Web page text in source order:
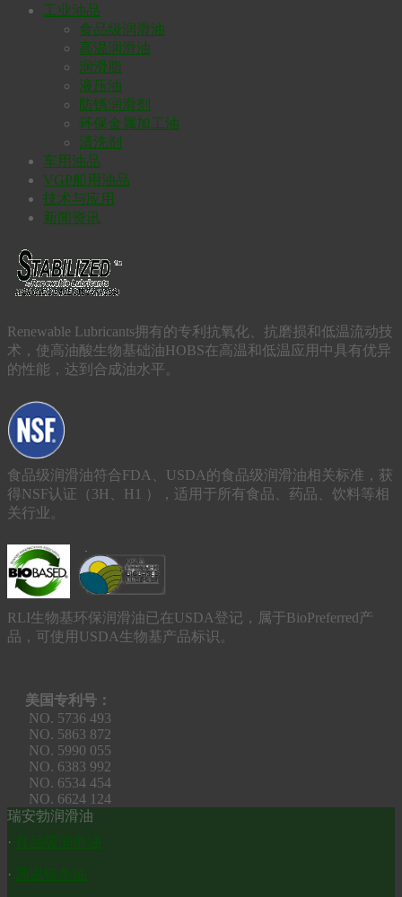
工业油品
食品级润滑油
高温润滑油
润滑脂
液压油
防锈润滑剂
环保金属加工油
清洗剂
车用油品
VGP船用油品
技术与应用
新闻资讯
Renewable Lubricants拥有的专利抗氧化、抗磨损和低温流动技
术，使高油酸生物基础油HOBS在高温和低温应用中具有优异
的性能，达到合成油水平。
食品级润滑油符合FDA、USDA的食品级润滑油相关标准，获
得NSF认证（3H、H1 ），适用于所有食品、药品、饮料等相
关行业。
RLI生物基环保润滑油已在USDA登记，属于BioPreferred产
品，可使用USDA生物基产品标识。
美国专利号：
NO. 5736 493
NO. 5863 872
NO. 5990 055
NO. 6383 992
NO. 6534 454
NO. 6624 124
瑞安勃润滑油
· 食品级润滑油
· 高温链条油